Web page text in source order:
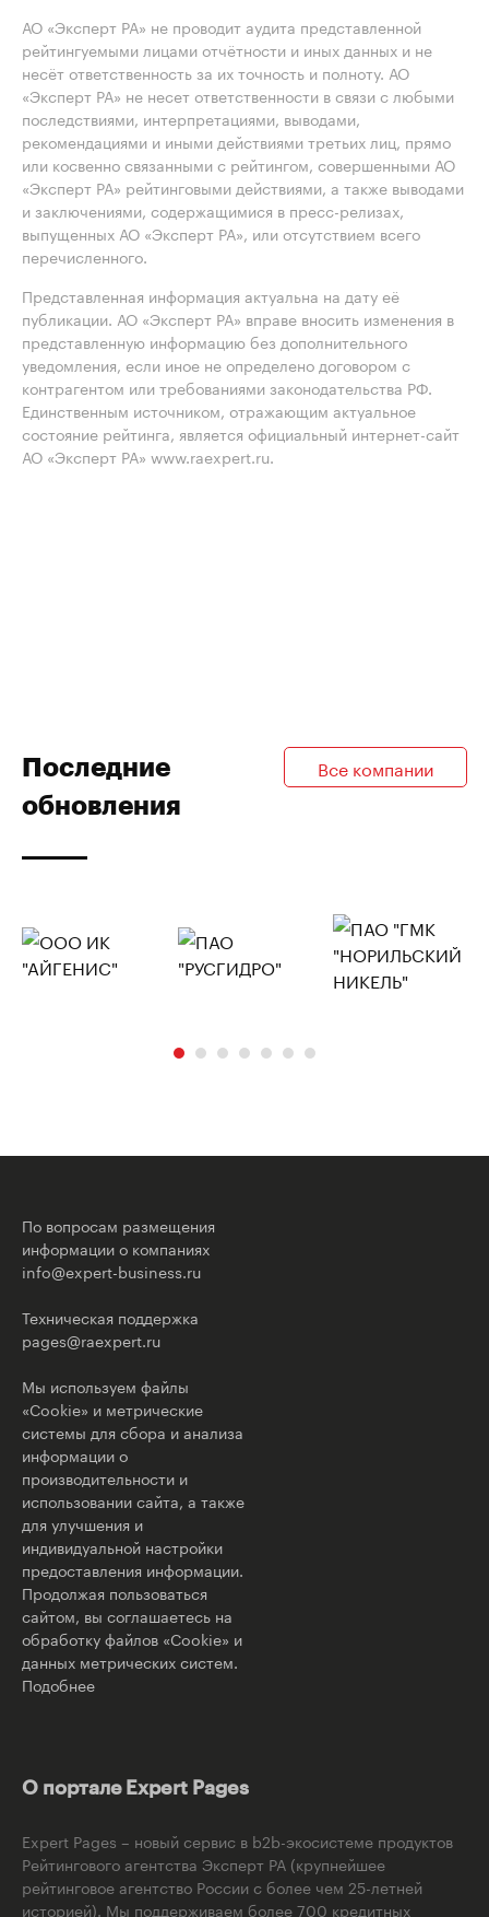
АО «Эксперт РА» не проводит аудита представленной
рейтингуемыми лицами отчётности и иных данных и не
несёт ответственность за их точность и полноту. АО
«Эксперт РА» не несет ответственности в связи с любыми
последствиями, интерпретациями, выводами,
рекомендациями и иными действиями третьих лиц, прямо
или косвенно связанными с рейтингом, совершенными АО
«Эксперт РА» рейтинговыми действиями, а также выводами
и заключениями, содержащимися в пресс-релизах,
выпущенных АО «Эксперт РА», или отсутствием всего
перечисленного.
Представленная информация актуальна на дату её
публикации. АО «Эксперт РА» вправе вносить изменения в
представленную информацию без дополнительного
уведомления, если иное не определено договором с
контрагентом или требованиями законодательства РФ.
Единственным источником, отражающим актуальное
состояние рейтинга, является официальный интернет-сайт
АО «Эксперт РА» www.raexpert.ru.
Последние
обновления
Все компании
По вопросам размещения
информации о компаниях
info@expert-business.ru
Техническая поддержка
pages@raexpert.ru
Мы используем файлы
«Cookie» и метрические
системы для сбора и анализа
информации о
производительности и
использовании сайта, а также
для улучшения и
индивидуальной настройки
предоставления информации.
Продолжая пользоваться
сайтом, вы соглашаетесь на
обработку файлов «Cookie» и
данных метрических систем.
Подобнее
О портале Expert Pages
Expert Pages – новый сервис в b2b-экосистеме продуктов
Рейтингового агентства Эксперт РА (крупнейшее
рейтинговое агентство России с более чем 25-летней
историей). Мы поддерживаем более 700 кредитных